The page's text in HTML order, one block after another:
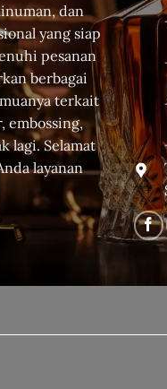
dan
yang siap
pesanan
berbagai
terkait
embossing,
lagi. Selamat
layanan